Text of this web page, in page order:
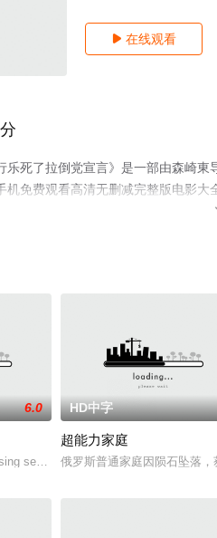
 在线观看
乐死了拉倒党宣言》是一部由森崎
机免费观看高清无删减完整版电影
6.0
serious doubt on the reality of th
HD中字
超能力家庭
俄罗斯普通家庭因陨石坠落